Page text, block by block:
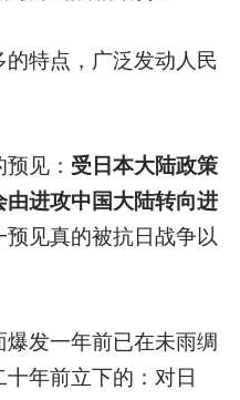
特点，广泛发动人民
见： 受日本大陆政策
进攻中国大陆转向进
预见真的被抗日战争以
发一年前已在未雨绸
年前立下的：对日